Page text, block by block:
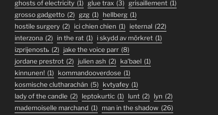
ghosts of electricity (1) glue trax (3) grisaillement (1)
grosso gadgetto (2) gzg (1) hellberg (1)
hostile surgery (2) ici chien chien (1) ieternal (22)
interzona (2) in the rat (1) i skydd av mörkret (1)
izprijenostь (2) jake the voice parr (8)
jordane prestrot (2) julien ash (2) ka'bael (1)
kinnunen! (1) kommandooverdose (1)
kosmische clutharachán (5) kvtyafey (1)
lady of the candle (2) leptokurtic (1) lunt (2) lyn (2)
mademoiselle marchand (1) man in the shadow (26)